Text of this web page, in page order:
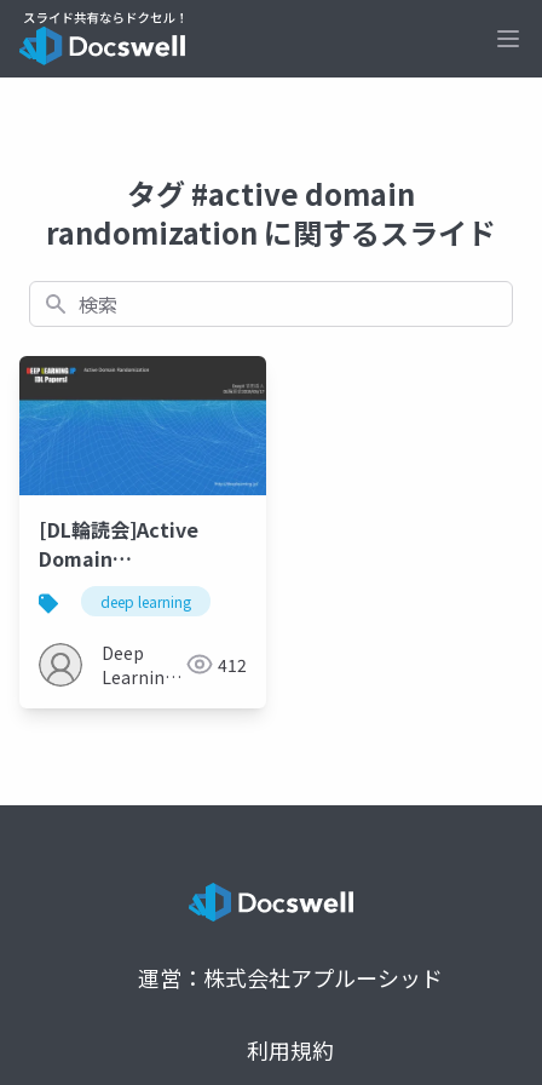
タグ #active domain
randomization に関するスライド
検索
[DL輪読会]Active
Domain
Randomization
deep learning
Deep
Learning
412
運営：株式会社アプルーシッド
利用規約